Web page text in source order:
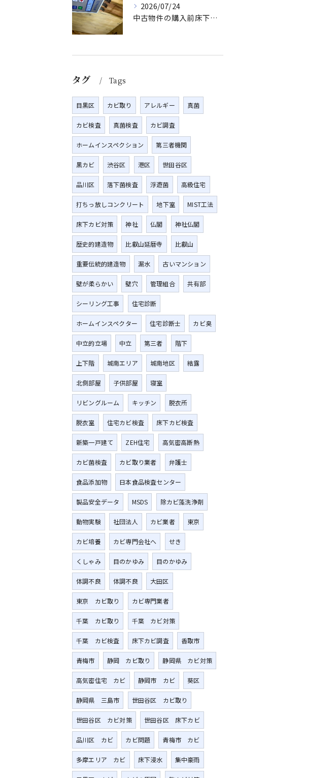
2026/07/24
中古物件の購入前床下カビ対策｜壊さず根本除カビするMIST工法®
タグ Tags
目黒区 カビ取り アレルギー 真菌
カビ検査 真菌検査 カビ調査
ホームインスペクション 第三者機関
黒カビ 渋谷区 港区 世田谷区
品川区 落下菌検査 浮遊菌 高級住宅
打ちっ放しコンクリート 地下室 MIST工法
床下カビ対策 神社 仏閣 神社仏閣
歴史的建造物 比叡山延暦寺 比叡山
重要伝統的建造物 漏水 古いマンション
壁が柔らかい 壁穴 管理組合 共有部
シーリング工事 住宅診断
ホームインスペクター 住宅診断士 カビ臭
中立的立場 中立 第三者 階下
上下階 城南エリア 城南地区 結露
北側部屋 子供部屋 寝室
リビングルーム キッチン 脱衣所
脱衣室 住宅カビ検査 床下カビ検査
新築一戸建て ZEH住宅 高気密高断熱
カビ菌検査 カビ取り業者 弁護士
食品添加物 日本食品検査センター
製品安全データ MSDS 除カビ藻洗浄剤
動物実験 社団法人 カビ業者 東京
カビ培養 カビ専門会社へ せき
くしゃみ 目のかゆみ 目のかゆみ
体調不良 体調不良 大田区
東京 カビ取り カビ専門業者
千葉 カビ取り 千葉 カビ対策
千葉 カビ検査 床下カビ調査 香取市
青梅市 静岡 カビ取り 静岡県 カビ対策
高気密住宅 カビ 静岡市 カビ 葵区
静岡県 三島市 世田谷区 カビ取り
世田谷区 カビ対策 世田谷区 床下カビ
品川区 カビ カビ問題 青梅市 カビ
多摩エリア カビ 床下浸水 集中豪雨